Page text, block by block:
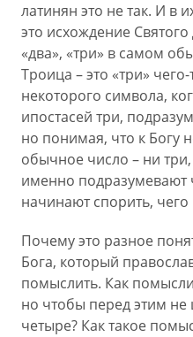
латинян это не так. И в
это исхождение
«два», «три» в самом
Троица – это «три»
некоторого символа,
ипостасей три,
но понимая, что к Богу
обычное число – ни
именно подразумевают
начинают спорить,
Почему это разное
Бога, который
помыслить. Как
но чтобы перед этим
четыре? Как такое